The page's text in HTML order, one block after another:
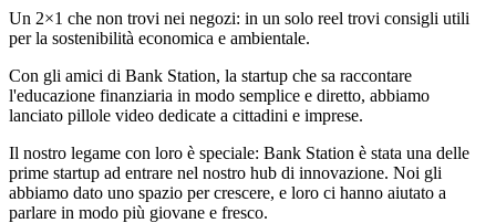
Un 2×1 che non trovi nei negozi: in un solo reel trovi consigli utili
per la sostenibilità economica e ambientale.
Con gli amici di Bank Station, la startup che sa raccontare
l'educazione finanziaria in modo semplice e diretto, abbiamo
lanciato pillole video dedicate a cittadini e imprese.
Il nostro legame con loro è speciale: Bank Station è stata una delle
prime startup ad entrare nel nostro hub di innovazione. Noi gli
abbiamo dato uno spazio per crescere, e loro ci hanno aiutato a
parlare in modo più giovane e fresco.